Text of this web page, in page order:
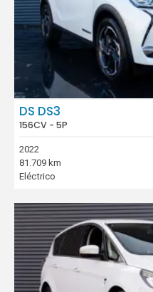
DS DS3
156CV - 5P
2022
81.709 km
Eléctrico